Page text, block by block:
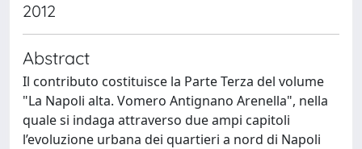
2012
Abstract
Il contributo costituisce la Parte Terza del volume
"La Napoli alta. Vomero Antignano Arenella", nella
quale si indaga attraverso due ampi capitoli
l’evoluzione urbana dei quartieri a nord di Napoli